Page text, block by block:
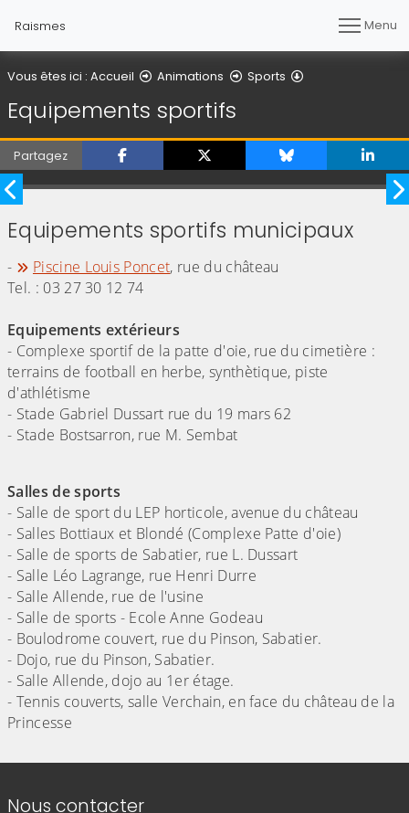
Raismes Menu
Vous êtes ici : Accueil Animations Sports
Equipements sportifs
Partagez
Image précédente
Equipements sportifs municipaux
- Piscine Louis Poncet, rue du château
Tel. : 03 27 30 12 74
Equipements extérieurs
- Complexe sportif de la patte d'oie, rue du cimetière :
terrains de football en herbe, synthètique, piste
d'athlétisme
- Stade Gabriel Dussart rue du 19 mars 62
- Stade Bostsarron, rue M. Sembat
Salles de sports
- Salle de sport du LEP horticole, avenue du château
- Salles Bottiaux et Blondé (Complexe Patte d'oie)
- Salle de sports de Sabatier, rue L. Dussart
- Salle Léo Lagrange, rue Henri Durre
- Salle Allende, rue de l'usine
- Salle de sports - Ecole Anne Godeau
- Boulodrome couvert, rue du Pinson, Sabatier.
- Dojo, rue du Pinson, Sabatier.
- Salle Allende, dojo au 1er étage.
- Tennis couverts, salle Verchain, en face du château de la
Princesse
Informations de contact
Nous contacter